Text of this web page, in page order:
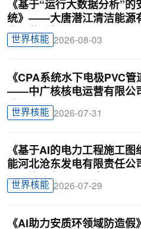
《基于“运行大数据分析”
统》——大唐潜江清洁能源
责人戴迎根
世界核能 2026-08-03
《CPA系统水下电极PVC管
——中广核核电运营有限公
达
世界核能 2026-07-31
《基于AI的电力工程施工
能河北沧东发电有限责任公
BIM曾理咨询罗晟威
世界核能 2026-07-29
《AI助力安质环领域防造